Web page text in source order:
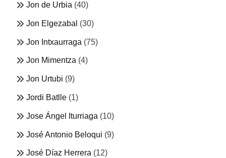
Jon de Urbia (40)
Jon Elgezabal (30)
Jon Intxaurraga (75)
Jon Mimentza (4)
Jon Urtubi (9)
Jordi Batlle (1)
Jose Ángel Iturriaga (10)
José Antonio Beloqui (9)
José Díaz Herrera (12)